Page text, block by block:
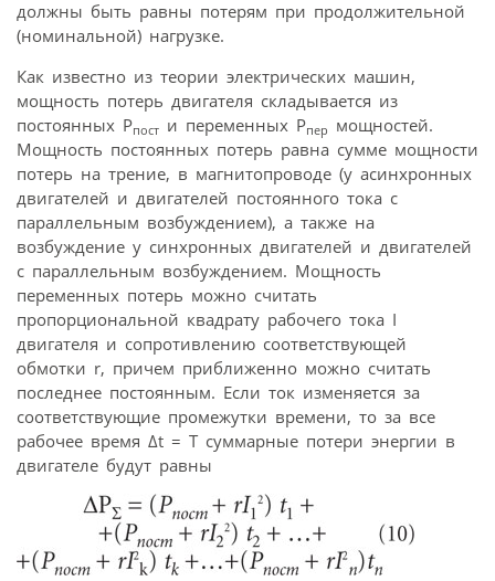
должны быть равны потерям при продолжительной
(номинальной) нагрузке.
Как известно из теории электрических машин,
мощность потерь двигателя складывается из
постоянных Рпост и переменных Рпер мощностей.
Мощность постоянных потерь равна сумме мощности
потерь на трение, в магнитопроводе (у асинхронных
двигателей и двигателей постоянного тока с
параллельным возбуждением), а также на
возбуждение у синхронных двигателей и двигателей
с параллельным возбуждением. Мощность
переменных потерь можно считать
пропорциональной квадрату рабочего тока I
двигателя и сопротивлению соответствующей
обмотки r, причем приближенно можно считать
последнее постоянным. Если ток изменяется за
соответствующие промежутки времени, то за все
рабочее время Δt = T суммарные потери энергии в
двигателе будут равны